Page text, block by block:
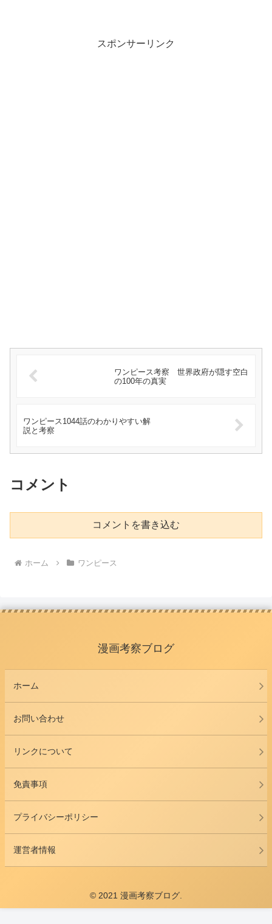
スポンサーリンク
ワンピース考察 世界政府が隠す空白
の100年の真実
ワンピース1044話のわかりやすい解
説と考察
コメント
コメントを書き込む
ホーム ワンピース
漫画考察ブログ
ホーム
お問い合わせ
リンクについて
免責事項
プライバシーポリシー
運営者情報
© 2021 漫画考察ブログ.